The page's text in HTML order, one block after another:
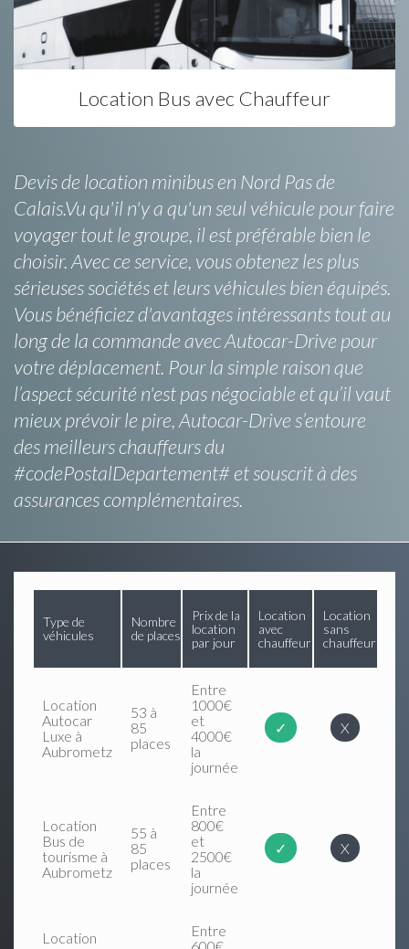
Location Bus avec Chauffeur
Devis de location minibus en Nord Pas de
Calais.Vu qu'il n'y a qu'un seul véhicule pour faire
voyager tout le groupe, il est préférable bien le
choisir. Avec ce service, vous obtenez les plus
sérieuses sociétés et leurs véhicules bien équipés.
Vous bénéficiez d'avantages intéressants tout au
long de la commande avec Autocar-Drive pour
votre déplacement. Pour la simple raison que
l’aspect sécurité n'est pas négociable et qu’il vaut
mieux prévoir le pire, Autocar-Drive s’entoure
des meilleurs chauffeurs du
#codePostalDepartement# et souscrit à des
assurances complémentaires.
Type de
véhicules
Nombre
de places
Prix de la
location
par jour
Location
avec
chauffeur
Location
sans
chauffeur
Location
Autocar
Luxe à
Aubrometz
53 à
85
places
Entre
1000€
et
4000€
la
journée
✓ X
Location
Bus de
tourisme à
Aubrometz
55 à
85
places
Entre
800€
et
2500€
la
journée
✓ X
Location
Entre